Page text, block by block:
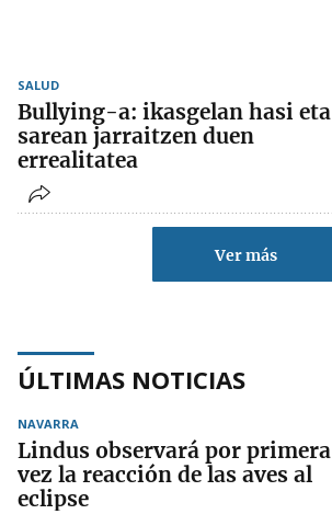
SALUD
Bullying-a: ikasgelan hasi eta
sarean jarraitzen duen
errealitatea
Ver más
ÚLTIMAS NOTICIAS
NAVARRA
Lindus observará por primera
vez la reacción de las aves al
eclipse